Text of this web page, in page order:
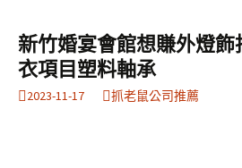
容
區
新竹婚宴會館想賺外燈
衣項目塑料軸承
2023-11-17 抓老鼠公司推薦